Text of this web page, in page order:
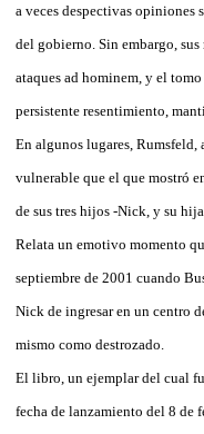
a veces despectivas opiniones
del gobierno. Sin embargo, sus
ataques ad hominem, y el
persistente resentimiento,
En algunos lugares, Rumsfeld,
vulnerable que el que mostró
de sus tres hijos -Nick, y su
Relata un emotivo momento
septiembre de 2001 cuando
Nick de ingresar en un centro
mismo como destrozado.
El libro, un ejemplar del cual
fecha de lanzamiento del 8 de